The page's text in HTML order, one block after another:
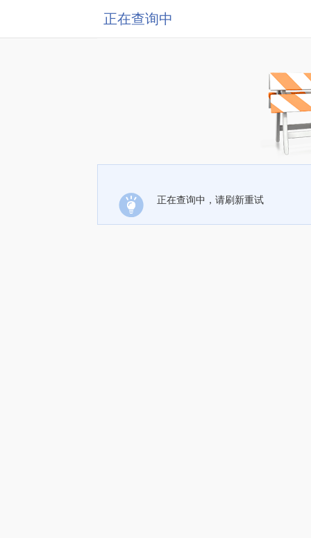
正在查询中
正在查询中，请刷新重试